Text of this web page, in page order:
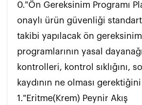
0."Ön Gereksinim Programı
onaylı ürün güvenliği
takibi yapılacak ön gereksinim
programlarının yasal
kontrolleri, kontrol sıklığını,
kaydının ne olması
1."Eritme(Krem) Peynir Akış